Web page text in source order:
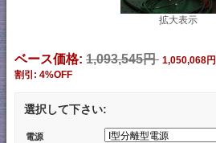
拡大表示
ベース価格: 1,093,545円 1,050,068円
割引: 4%OFF
選択して下さい:
電源